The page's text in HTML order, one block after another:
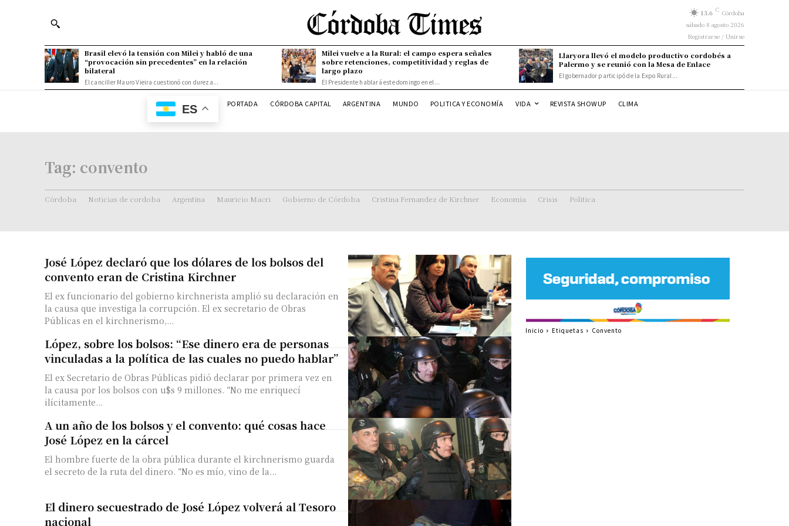
13.6 C Córdoba
sábado 8 agosto 2026
Registrarse / Unirse
Brasil elevó la tensión con Milei y habló de una
“provocación sin precedentes” en la relación
bilateral
El canciller Mauro Vieira cuestionó con dureza...
Milei vuelve a la Rural: el campo espera señales
sobre retenciones, competitividad y reglas de
largo plazo
El Presidente hablará este domingo en el...
Llaryora llevó el modelo productivo cordobés a
Palermo y se reunió con la Mesa de Enlace
El gobernador participó de la Expo Rural...
ES PORTADA CÓRDOBA CAPITAL ARGENTINA MUNDO POLITICA Y ECONOMÍA VIDA REVISTA SHOWUP CLIMA
Tag: convento
Córdoba Noticias de cordoba Argentina Mauricio Macri Gobierno de Córdoba Cristina Fernandez de Kirchner Economía Crisis Politica
José López declaró que los dólares de los bolsos del
convento eran de Cristina Kirchner
El ex funcionario del gobierno kirchnerista amplió su declaración en
la causa que investiga la corrupción. El ex secretario de Obras
Públicas en el kirchnerismo,...
López, sobre los bolsos: “Ese dinero era de personas
vinculadas a la política de las cuales no puedo hablar”
El ex Secretario de Obras Públicas pidió declarar por primera vez en
la causa por los bolsos con u$s 9 millones. “No me enriquecí
ilícitamente...
A un año de los bolsos y el convento: qué cosas hace
José López en la cárcel
El hombre fuerte de la obra pública durante el kirchnerismo guarda
el secreto de la ruta del dinero. “No es mío, vino de la...
El dinero secuestrado de José López volverá al Tesoro
nacional
Inicio Etiquetas Convento